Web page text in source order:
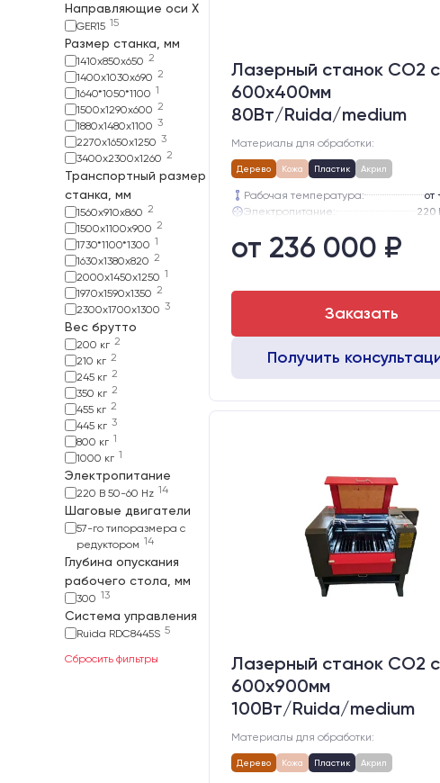
Направляющие оси Х
GER15 15
Размер станка, мм
1410х850х650 2
1400x1030x690 2
1640*1050*1100 1
1500x1290x600 2
1880х1480х1100 3
2270х1650х1250 3
3400х2300х1260 2
Транспортный размер
станка, мм
1560х910х860 2
1500х1100х900 2
1730*1100*1300 1
1630х1380х820 2
2000х1450х1250 1
1970х1590х1350 2
2300х1700х1300 3
Вес брутто
200 кг 2
210 кг 2
245 кг 2
350 кг 2
455 кг 2
445 кг 3
800 кг 1
1000 кг 1
Электропитание
220 В 50-60 Hz 14
Шаговые двигатели
57-го типоразмера с
редуктором 14
Глубина опускания
рабочего стола, мм
300 13
Система управления
Ruida RDC8445S 5
Сбросить фильтры
Лазерный станок CO2
600х400мм
80Вт/Ruida/medium
Материалы для обработки:
Дерево Кожа Пластик Акрил
Рабочая температура:
от
Электропитание:
220
Глубина опускания рабочего стола,
Направляющие оси Y:
от 236 000 ₽
Заказать
Получить
Лазерный станок CO2
600х900мм
100Вт/Ruida/medium
Материалы для обработки:
Дерево Кожа Пластик Акрил